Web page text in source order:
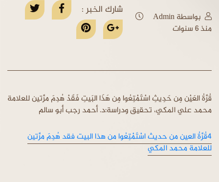
بواسطة Admin
منذ 6 سنوات
شارك الخبر :
قُرَّةُ العَيْن مِن حَدِيثِ اسْتَمْتِعُوا مِن هَذَا البَيتِ فَقَدْ هُدِمَ مرَّتين للعلامة
محمد علي المكي، تحقيق ودراسة:د. أحمد رجب أبو سالم
4قُرَّةُ العين من حديث اسْتَمْتِعُوا من هذا البيت فقد هُدِمَ مرَّتين
للعلامة محمد المكي